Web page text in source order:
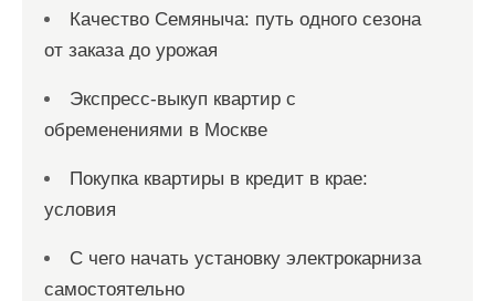
Качество Семяныча: путь одного сезона
от заказа до урожая
Экспресс-выкуп квартир с
обременениями в Москве
Покупка квартиры в кредит в крае:
условия
С чего начать установку электрокарниза
самостоятельно